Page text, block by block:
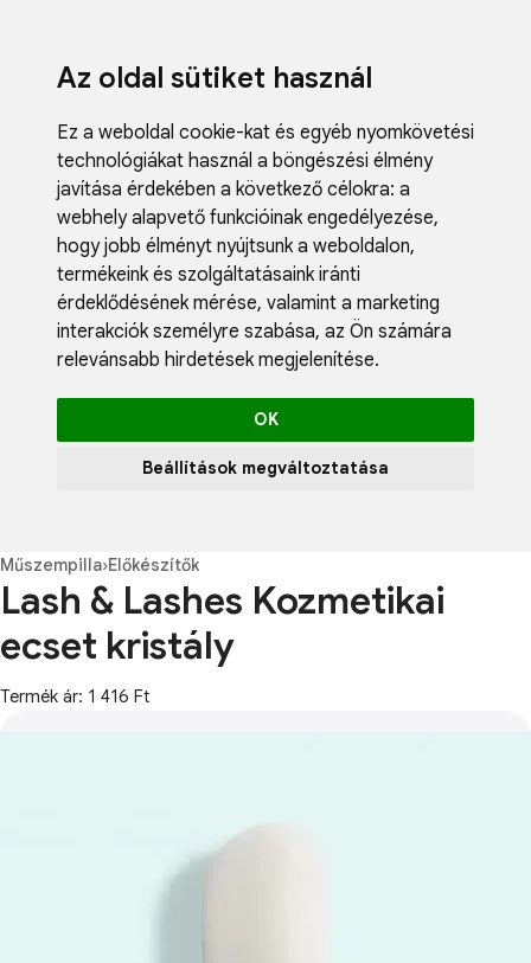
Az oldal sütiket használ
Ez a weboldal cookie-kat és egyéb nyomkövetési
technológiákat használ a böngészési élmény
javítása érdekében a következő célokra: a
webhely alapvető funkcióinak engedélyezése,
hogy jobb élményt nyújtsunk a weboldalon,
termékeink és szolgáltatásaink iránti
érdeklődésének mérése, valamint a marketing
interakciók személyre szabása, az Ön számára
relevánsabb hirdetések megjelenítése.
OK
Beállítások megváltoztatása
Blog
Műszempilla›Előkészítők
Lash & Lashes Kozmetikai
ecset kristály
Termék ár: 1 416 Ft